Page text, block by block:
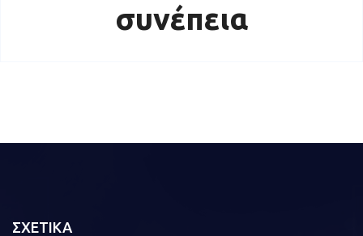
συνέπεια
ΣΧΕΤΙΚΑ